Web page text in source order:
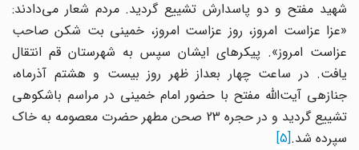
شهید مفتح و دو پاسدارش تشییع گردید. مردم شعار می‌‌دادند:
«عزا عزاست امروز، روز عزاست امروز، خمینی بت شکن صاحب
عزاست امروز». پیکرهای ایشان سپس به شهرستان قم انتقال
یافت. در ساعت چهار بعداز ظهر روز بیست و هشتم آذرماه،
جنازهی آیت‌الله مفتح با حضور امام خمینی در مراسم باشکوهی
تشییع گردید و در حجره 23 صحن مطهر حضرت معصومه به خاک
سپرده شد.[5]